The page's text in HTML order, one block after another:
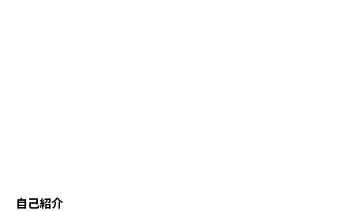
自己紹介